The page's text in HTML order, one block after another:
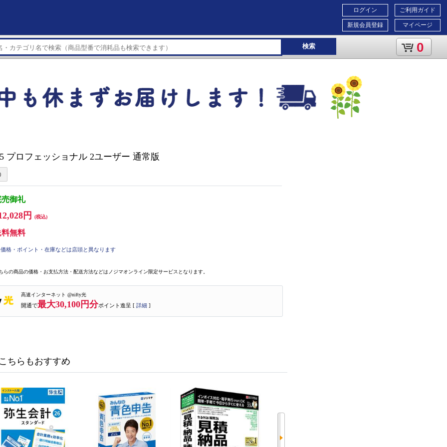
ご利用ガイド
マイページ
ログイン
新規会員登録
検索 0
プロフェッショナル 2ユーザー 通常版
売御礼
円 (税込)
料無料
価格・ポイント・在庫などは店頭と異なります
らの商品の価格・お支払方法・配送方法などはノジマオンライン限定サービスとなります。
高速インターネット @nifty光
開通で最大30,100円分ポイント進呈 [ 詳細 ]
ちらもおすすめ